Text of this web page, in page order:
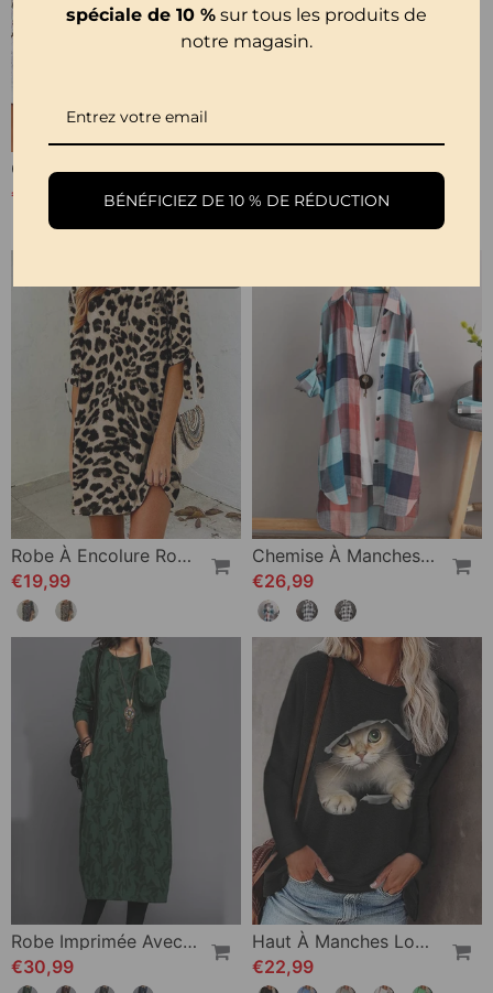
Chemisier En Dentelle À Panneaux Imprimés
€21,99
T-Shirt Femme Uni Col V Manches Longues
€21,99
Robe À Encolure Ronde En Imprimé Léopard
€19,99
Chemise À Manches Longues Avec Imprimé À Carreaux
€26,99
Robe Imprimée Avec Poche Et Manches Longues
€30,99
Haut À Manches Longues Avec Imprimé Chat
€22,99
spéciale de 10 % sur tous les produits de
notre magasin.
BÉNÉFICIEZ DE 10 % DE RÉDUCTION